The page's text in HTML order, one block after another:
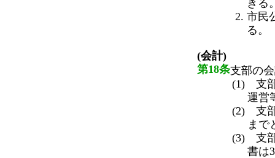
きる
市民
る。
(会計)
第18条支部の
(1) 支部
運営
(2) 支部
まで
(3) 支部
書は